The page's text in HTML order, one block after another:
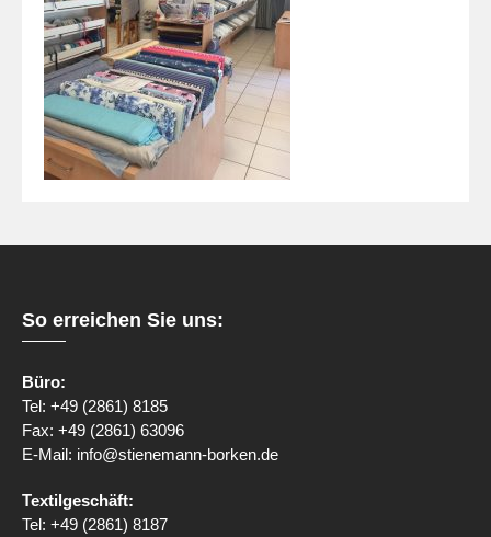
So erreichen Sie uns:
Büro:
Tel: +49 (2861) 8185
Fax: +49 (2861) 63096
E-Mail: info@stienemann-borken.de
Textilgeschäft:
Tel: +49 (2861) 8187